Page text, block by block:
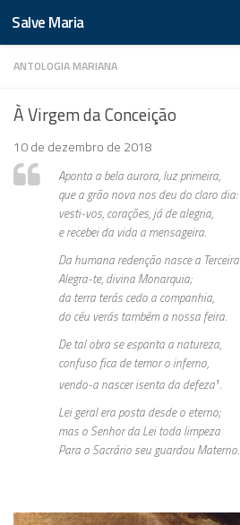
Salve Maria
ANTOLOGIA MARIANA
À Virgem da Conceição
10 de dezembro de 2018
Aponta a bela aurora, luz primeira,
que a grão nova nos deu do claro dia:
vesti-vos, corações, já de alegria,
e recebei da vida a mensageira.
Da humana redenção nasce a Terceira
Alegra-te, divina Monarquia;
da terra terás cedo a companhia,
do céu verás também a nossa feira.
De tal obra se espanta a natureza,
confuso fica de temor o inferno,
vendo-a nascer isenta da defeza1.
Lei geral era posta desde o eterno;
mas o Senhor da Lei toda limpeza
Para o Sacrário seu guardou Materno.